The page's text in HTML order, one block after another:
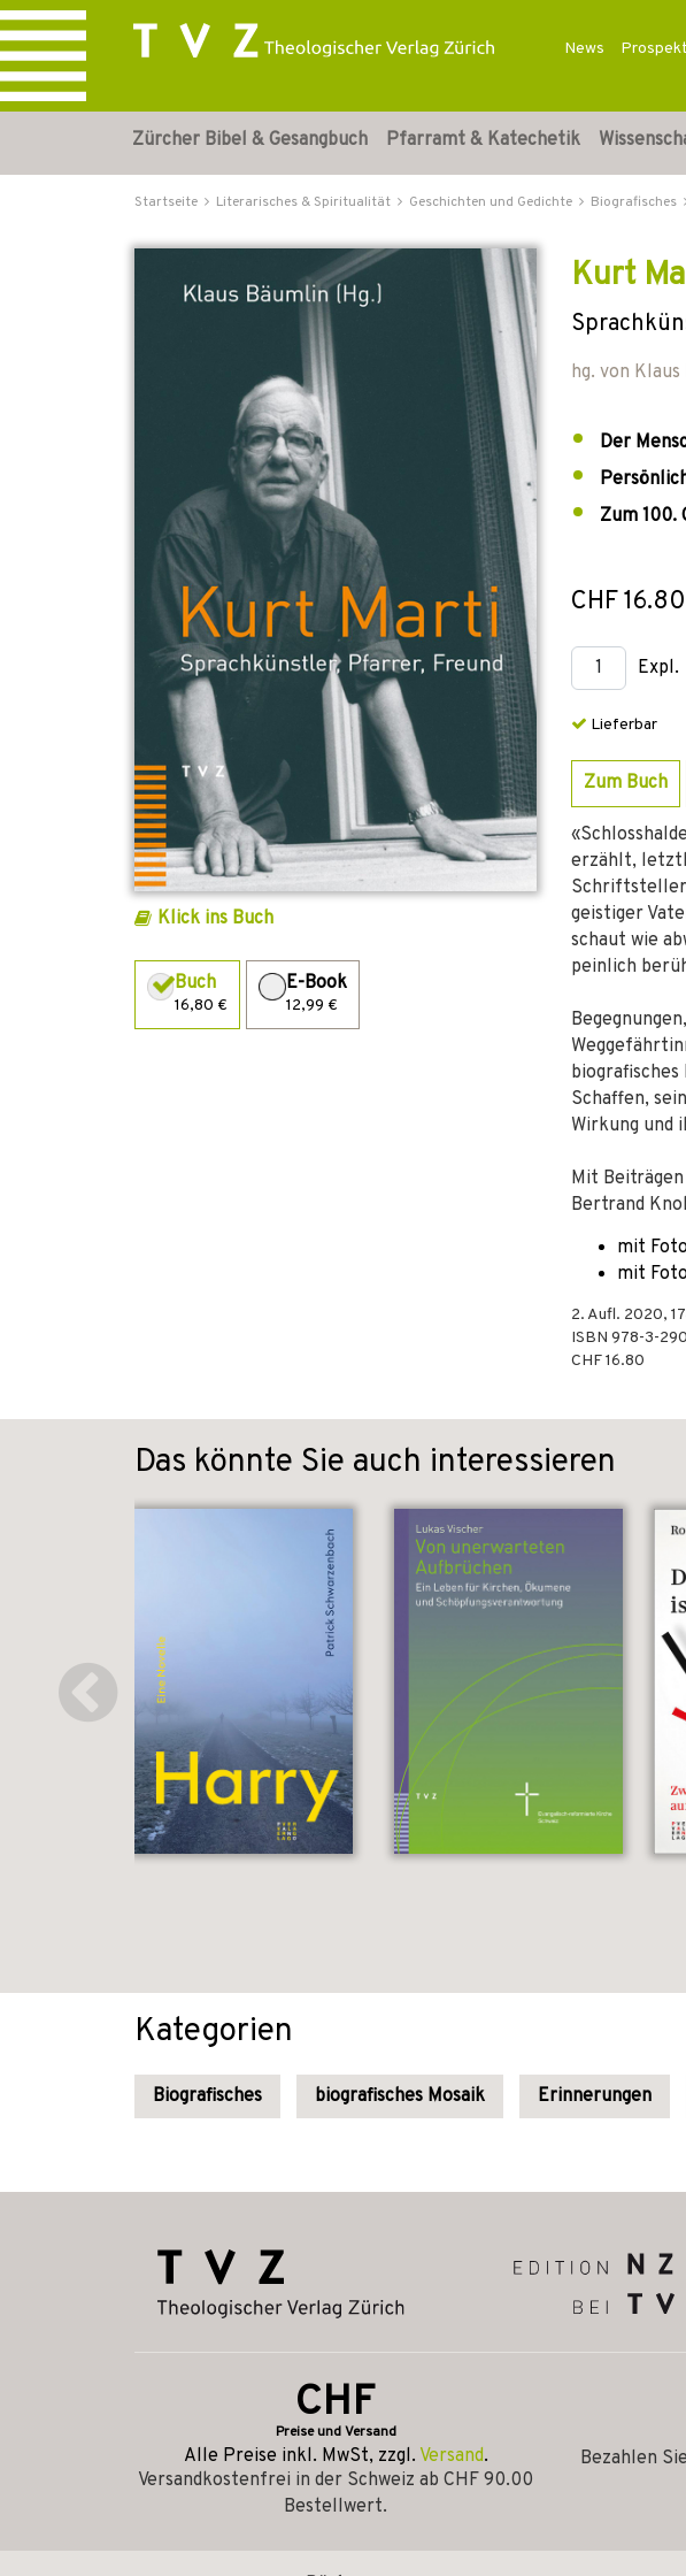
News
Zürcher Bibel & Gesangbuch Pfarramt & Katechetik
Startseite Literarisches & Spiritualität Geschichten und Gedichte Biografisches
Klick ins Buch
Buch
16,80 €
E-Book
12,99 €
Kurt
hg. von Klaus
Der
Zum
CHF 16.80
Expl.
Lieferbar
Zum Buch
erzählt,
Schriftsteller
geistiger
schaut wie
peinlich
Schaffen,
Wirkung und
Mit
Bertrand
mit
mit
2. Aufl. 2020,
ISBN 978-3-
CHF 16.80
Das könnte Sie auch interessieren
Kategorien
Biografisches biografisches Mosaik Erinnerungen
CHF
Preise und Versand
Alle Preise inkl. MwSt, zzgl. Versand.
Versandkostenfrei in der Schweiz ab CHF 90.00
Bestellwert.
Bezahlen